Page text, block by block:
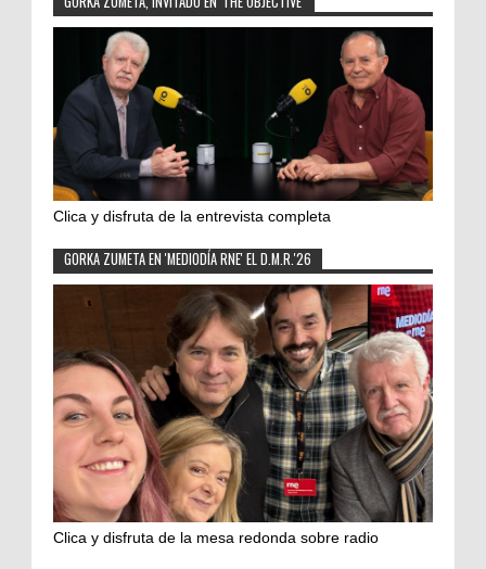
Clica y disfruta de la entrevista completa
GORKA ZUMETA EN 'MEDIODÍA RNE' EL D.M.R.'26
Clica y disfruta de la mesa redonda sobre radio